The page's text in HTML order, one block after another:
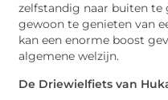
zelfstandig naar buiten te
gewoon te genieten van
kan een enorme boost
algemene welzijn.
De Driewielfiets van